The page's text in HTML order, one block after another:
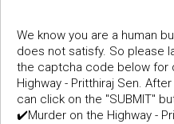
We know you are a human
does not satisfy. So please
the captcha code below for
Highway - Pritthiraj Sen.
can click on the "SUBMIT"
✔️Murder on the Highway -